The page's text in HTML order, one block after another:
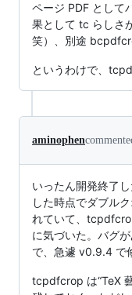
ページ PDF として
果として tc らしさ
笑）、別途
というわけで、
aminophen
いったん開発終了し
した時点でダブル
れていて、
に気づいた。バグ
で、急遽 v0.9.4 で
tcpdfcrop は“TeX